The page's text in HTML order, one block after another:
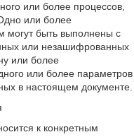
или более процессов,
или более
могут быть выполнены с
или незашифрованных
или более
или более параметров
в настоящем документе.
к конкретным